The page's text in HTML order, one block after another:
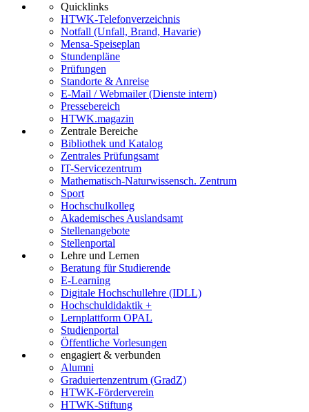
Quicklinks
HTWK-Telefonverzeichnis
Notfall (Unfall, Brand, Havarie)
Mensa-Speiseplan
Stundenpläne
Prüfungen
Standorte & Anreise
E-Mail / Webmailer (Dienste intern)
Pressebereich
HTWK.magazin
Zentrale Bereiche
Bibliothek und Katalog
Zentrales Prüfungsamt
IT-Servicezentrum
Mathematisch-Naturwissensch. Zentrum
Sport
Hochschulkolleg
Akademisches Auslandsamt
Stellenangebote
Stellenportal
Lehre und Lernen
Beratung für Studierende
E-Learning
Digitale Hochschullehre (IDLL)
Hochschuldidaktik +
Lernplattform OPAL
Studienportal
Öffentliche Vorlesungen
engagiert & verbunden
Alumni
Graduiertenzentrum (GradZ)
HTWK-Förderverein
HTWK-Stiftung